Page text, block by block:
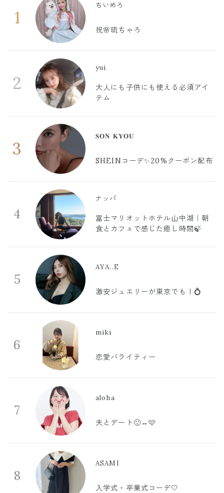
1
ちいめろ
祝🌸琉ちゃろ
2
yui
大人にも子供にも使える必須アイ
テム
3
𝐒𝐎𝐍 𝐊𝐘𝐎𝐔
SHEINコーデ✨20%クーポン配布
4
ナッパ
富士マリオットホテル山中湖｜朝
食とカフェで感じた癒し時間🍃
5
AYA..E
激安ジュエリーが東京でも！💍
6
miki
恋愛バライティー
7
aloha
夫とデート🙂‍↔️🩷
8
ASAMI
入学式・卒業式コーデ🤍